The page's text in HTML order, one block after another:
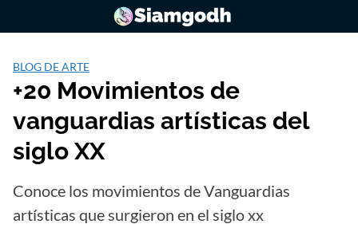
BLOG DE ARTE
+20 Movimientos de
vanguardias artísticas del
siglo XX
Conoce los movimientos de Vanguardias
artísticas que surgieron en el siglo xx